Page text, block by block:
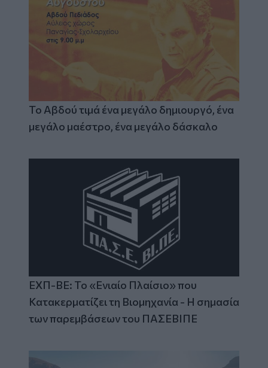
Το Αβδού τιμά ένα μεγάλο δημιουργό, ένα
μεγάλο μαέστρο, ένα μεγάλο δάσκαλο
ΕΧΠ-ΒΕ: Το «Ενιαίο Πλαίσιο» που
Κατακερματίζει τη Βιομηχανία - Η σημασία
των παρεμβάσεων του ΠΑΣΕΒΙΠΕ